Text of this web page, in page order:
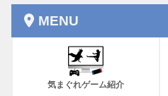
MENU
気まぐれゲーム紹介